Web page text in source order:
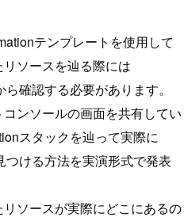
テンプレートを使用して
ソースを辿る際には
確認する必要があります。
ンソールの画面を共有してい
スタックを辿って実際に
ける方法を実演形式で発表
ソースが実際にどこにあるの